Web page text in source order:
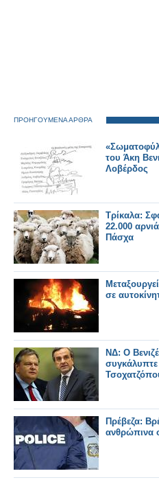
ΠΡΟΗΓΟΥΜΕΝΑ ΑΡΘΡΑ
του Άκη
Λοβέρδος
Τρίκαλα:
22.000
Πάσχα
σε
ΝΔ: Ο
συγκάλυπτε
Πρέβεζα:
ανθρώπινα